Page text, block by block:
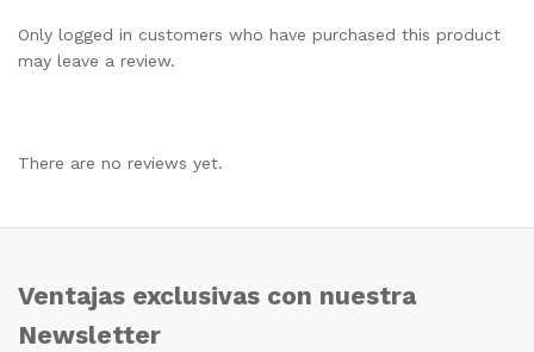
Only logged in customers who have purchased this product
may leave a review.
There are no reviews yet.
Ventajas exclusivas con nuestra
Newsletter